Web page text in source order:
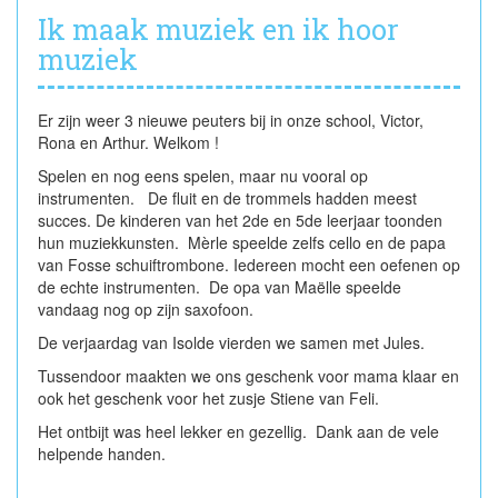
Ik maak muziek en ik hoor
muziek
Er zijn weer 3 nieuwe peuters bij in onze school, Victor,
Rona en Arthur. Welkom !
Spelen en nog eens spelen, maar nu vooral op
instrumenten. De fluit en de trommels hadden meest
succes. De kinderen van het 2de en 5de leerjaar toonden
hun muziekkunsten. Mèrle speelde zelfs cello en de papa
van Fosse schuiftrombone. Iedereen mocht een oefenen op
de echte instrumenten. De opa van Maëlle speelde
vandaag nog op zijn saxofoon.
De verjaardag van Isolde vierden we samen met Jules.
Tussendoor maakten we ons geschenk voor mama klaar en
ook het geschenk voor het zusje Stiene van Feli.
Het ontbijt was heel lekker en gezellig. Dank aan de vele
helpende handen.